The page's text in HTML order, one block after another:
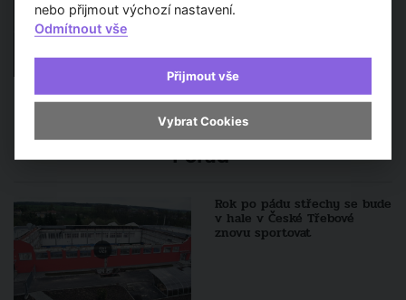
Pořad
Rok po pádu střechy se bude
v hale v České Třebové
znovu sportovat
nebo přijmout výchozí nastavení.
Odmítnout vše
Přijmout vše
Vybrat Cookies